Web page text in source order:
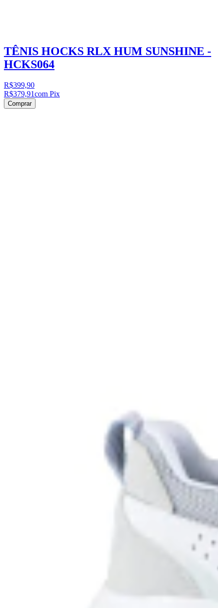
TÊNIS HOCKS RLX HUM SUNSHINE -
HCKS064
R$399,90
R$379,91com Pix
Comprar